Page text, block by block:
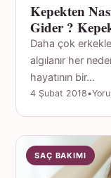
Kepekten
Gider ?
Daha çok
algılanır her
hayatının bir…
4 Şubat 2018•
SAÇ BAKIMI